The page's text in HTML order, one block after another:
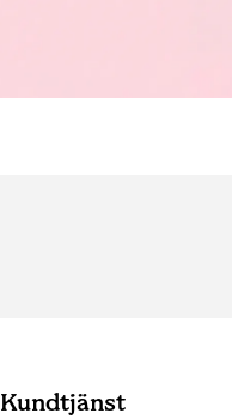
Kundtjänst